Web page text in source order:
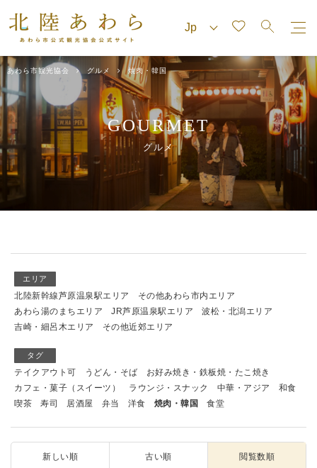
あわら市観光協会 グルメ 焼肉・韓国
GOURMET
グルメ
エリア
北陸新幹線芦原温泉駅エリア
その他あわら市内エリア
あわら湯のまちエリア
JR芦原温泉駅エリア
波松・北潟エリア
吉崎・細呂木エリア
その他近郊エリア
タグ
テイクアウト可 うどん・そば
お好み焼き・鉄板焼・たこ焼き
カフェ・菓子（スイーツ）
ラウンジ・スナック 中華・アジア
和食
喫茶
寿司 居酒屋 弁当 洋食 焼肉・韓国 食堂
新しい順 古い順 閲覧数順